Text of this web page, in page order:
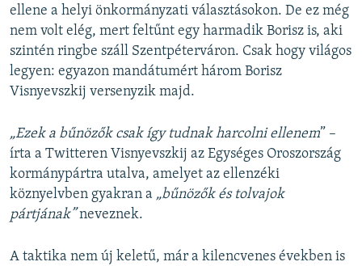
ellene a helyi önkormányzati választásokon. De ez még
nem volt elég, mert feltűnt egy harmadik Borisz is, aki
szintén ringbe száll Szentpéterváron. Csak hogy világos
legyen: egyazon mandátumért három Borisz
Visnyevszkij versenyzik majd.
„Ezek a bűnözők csak így tudnak harcolni ellenem” –
írta a Twitteren Visnyevszkij az Egységes Oroszország
kormánypártra utalva, amelyet az ellenzéki
köznyelvben gyakran a „bűnözők és tolvajok
pártjának”neveznek.
A taktika nem új keletű, már a kilencvenes években is